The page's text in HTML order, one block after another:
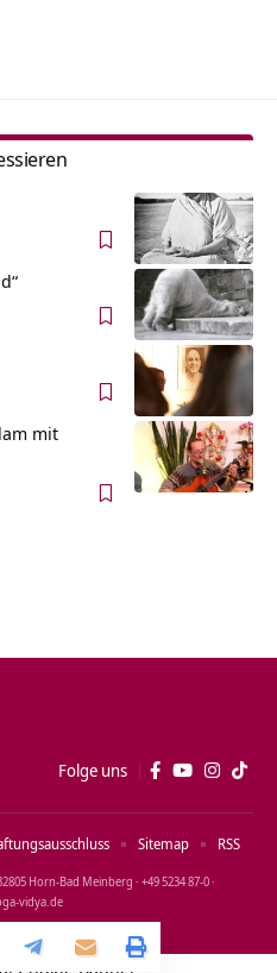
mit
Folge uns
Horn‑Bad Meinberg · +49 5234 87‑0 ·
Sitemap RSS
Cookie Banner